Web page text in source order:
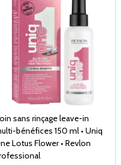
sans rinçage leave-in
bénéfices 150 ml • Uniq
Lotus Flower • Revlon